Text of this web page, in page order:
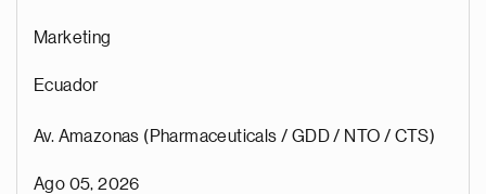
Marketing
Ecuador
Av. Amazonas (Pharmaceuticals / GDD / NTO / CTS)
Ago 05, 2026